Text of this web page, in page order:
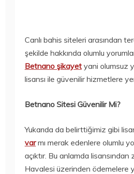
Canlı bahis siteleri arasından
şekilde hakkında olumlu
Betnano şikayet yani olumsuz
lisansı ile güvenilir hizmetlere
Betnano Sitesi Güvenilir Mi?
Yukarıda da belirttiğimiz gibi
var mı merak edenlere olumlu
açıktır. Bu anlamda
Havalesi üzerinden ödemelere
Mobil
KOLEKSIYONERL
ER YAŞADI:
ONEPLUS ILK 10
ONEPLUS
EDECEK!
Bilim
250 TL ALTI
AKILLI SAATLER
2020